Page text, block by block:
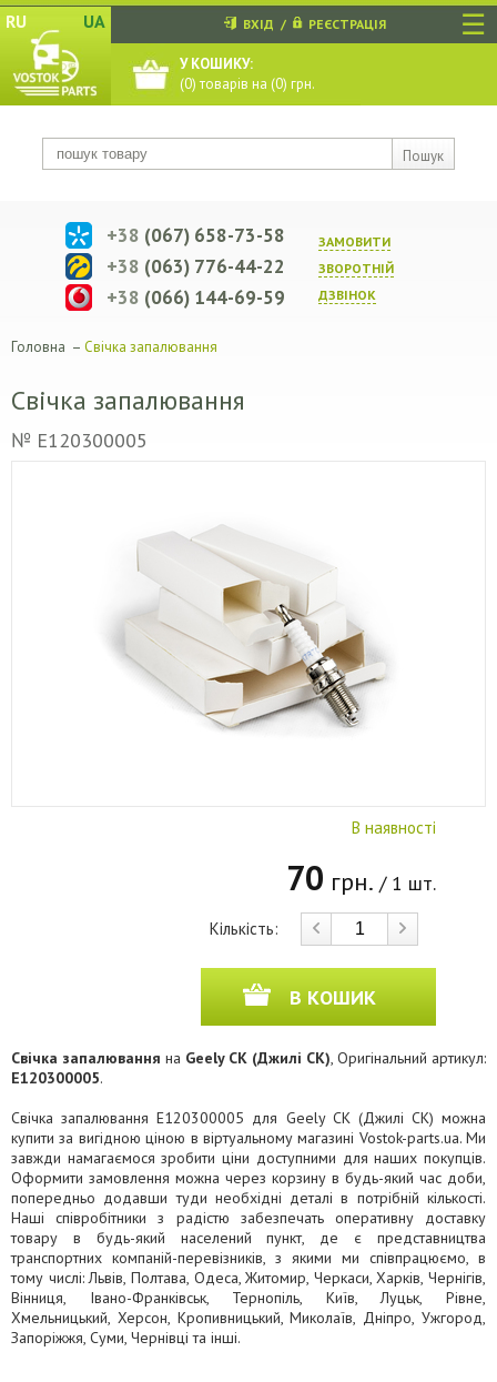
☰
RU UA
Пошук
ВХІД / РЕЄСТРАЦІЯ
У КОШИКУ:
(0) товарів на (0) грн.
ЗАМОВИТИ
ЗВОРОТНIЙ
ДЗВIНОК
+38 (067) 658-73-58
+38 (063) 776-44-22
+38 (066) 144-69-59
Головна – Свічка запалювання
Свічка запалювання
№ E120300005
В наявності
70 грн. / 1 шт.
Кількість:
В КОШИК
Свічка запалювання на Geely CK (Джилі СК), Оригінальний артикул:
E120300005.
Свічка запалювання E120300005 для Geely CK (Джилі СК) можна
купити за вигідною ціною в віртуальному магазині Vostok-parts.ua. Ми
завжди намагаємося зробити ціни доступними для наших покупців.
Оформити замовлення можна через корзину в будь-який час доби,
попередньо додавши туди необхідні деталі в потрібній кількості.
Наші співробітники з радістю забезпечать оперативну доставку
товару в будь-який населений пункт, де є представництва
транспортних компаній-перевізників, з якими ми співпрацюємо, в
тому числі: Львів, Полтава, Одеса, Житомир, Черкаси, Харків, Чернігів,
Вінниця, Івано-Франківськ, Тернопіль, Київ, Луцьк, Рівне,
Хмельницький, Херсон, Кропивницький, Миколаїв, Дніпро, Ужгород,
Запоріжжя, Суми, Чернівці та інші.